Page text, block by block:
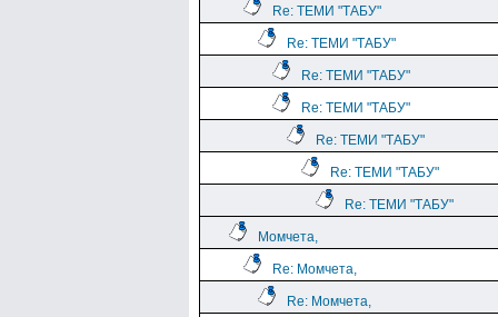
Re: ТЕМИ "ТАБУ"
Re: ТЕМИ "ТАБУ"
Re: ТЕМИ "ТАБУ"
Re: ТЕМИ "ТАБУ"
Re: ТЕМИ "ТАБУ"
Re: ТЕМИ "ТАБУ"
Re: ТЕМИ "ТАБУ"
Момчета,
Re: Момчета,
Re: Момчета,